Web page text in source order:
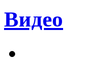
Видео